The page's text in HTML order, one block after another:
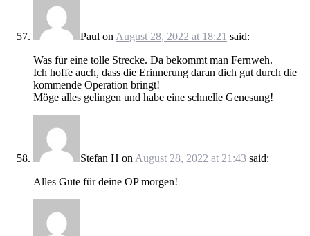
Paul on August 28, 2022 at 18:21 said:
Was für eine tolle Strecke. Da bekommt man Fernweh.
Ich hoffe auch, dass die Erinnerung daran dich gut durch die
kommende Operation bringt!
Möge alles gelingen und habe eine schnelle Genesung!
Stefan H on August 28, 2022 at 21:43 said:
Alles Gute für deine OP morgen!